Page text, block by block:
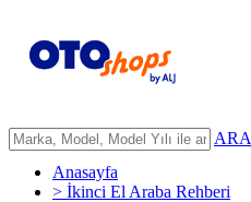
ARA
Anasayfa
> İkinci El Araba Rehberi